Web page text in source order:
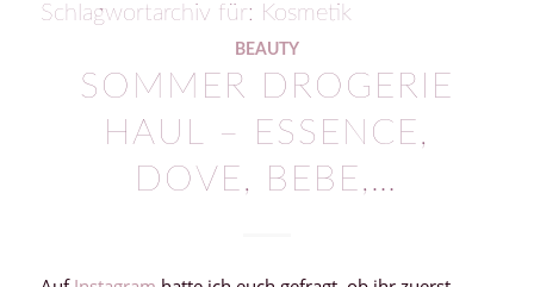
Schlagwortarchiv für: Kosmetik
BEAUTY
SOMMER DROGERIE
HAUL – ESSENCE,
DOVE, BEBE,…